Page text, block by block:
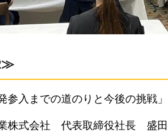
参入までの道のりと今後の挑戦」
株式会社 代表取締役社長 盛